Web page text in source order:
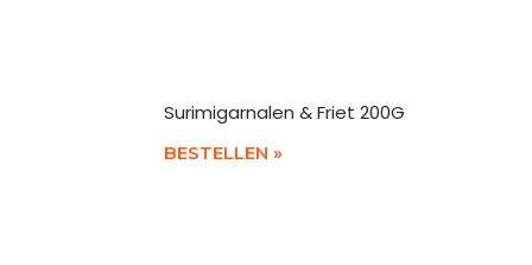
Surimigarnalen & Friet 200G
BESTELLEN »